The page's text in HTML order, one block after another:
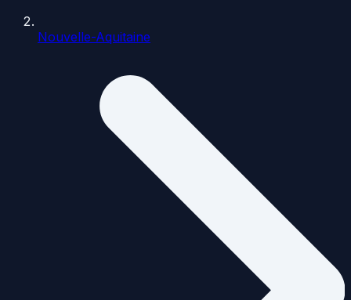
Nouvelle-Aquitaine